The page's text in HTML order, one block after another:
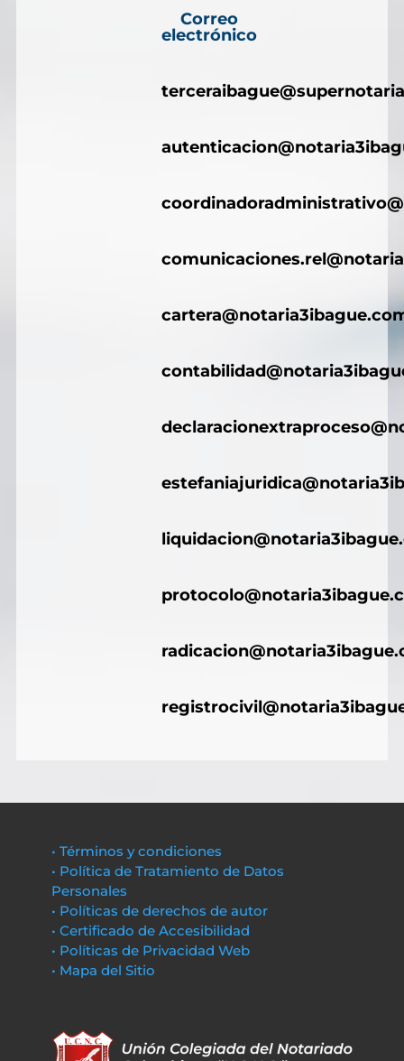
Correo
electrónico
• Términos y condiciones
• Política de Tratamiento de Datos
Personales
• Políticas de derechos de autor
• Certificado de Accesibilidad
• Políticas de Privacidad Web
• Mapa del Sitio